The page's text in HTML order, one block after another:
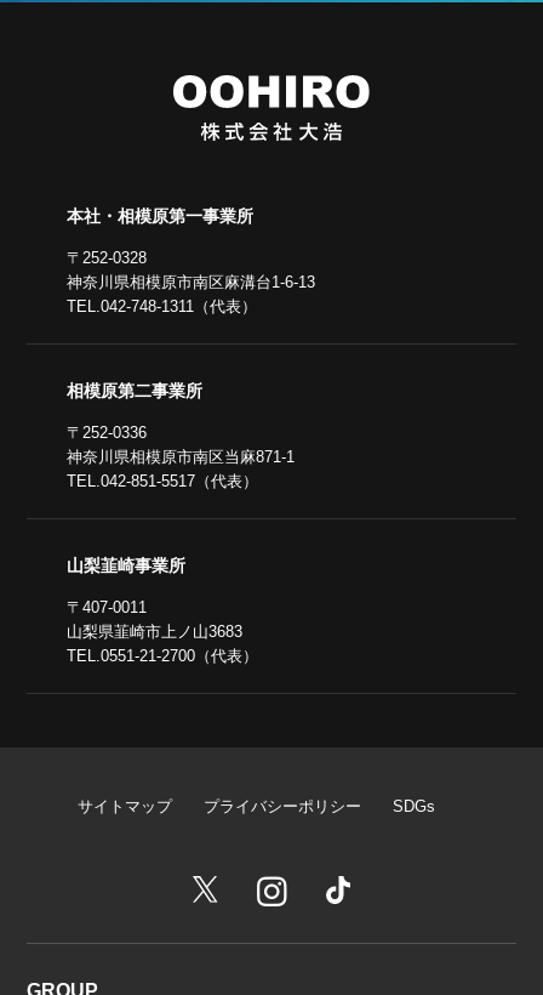
本社・相模原第一事業所
〒252-0328
神奈川県相模原市南区麻溝台1-6-13
TEL.042-748-1311（代表）
相模原第二事業所
〒252-0336
神奈川県相模原市南区当麻871-1
TEL.042-851-5517（代表）
山梨韮崎事業所
〒407-0011
山梨県韮崎市上ノ山3683
TEL.0551-21-2700（代表）
サイトマップ プライバシーポリシー SDGs